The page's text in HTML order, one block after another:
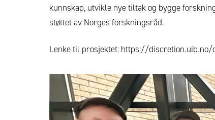
kunnskap, utvikle nye tiltak og bygge
støttet av Norges forskningsråd.
Lenke til prosjektet: https://